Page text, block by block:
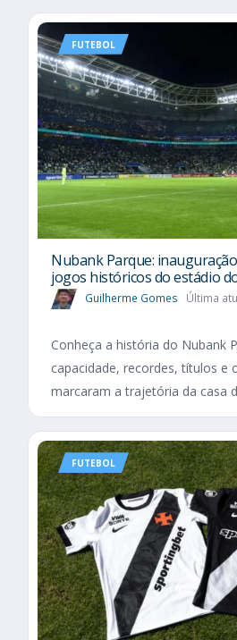
FUTEBOL
Nubank Parque:
jogos históricos do estádio
Guilherme Gomes Última
Conheça a história do Nubank
capacidade, recordes, títulos e
marcaram a trajetória da casa
FUTEBOL